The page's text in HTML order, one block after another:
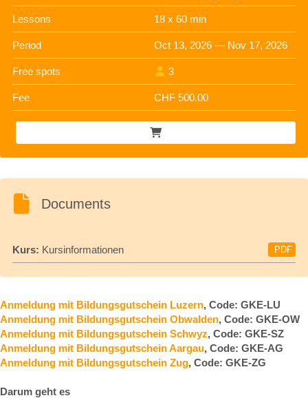
Lessons 18 x 60 min
Period Oct 13, 2026 — Nov 17, 2026
Free spots 3
Fee CHF 500.00
Documents
Kurs: Kursinformationen PDF
Anmeldung mit Bildungsgutschein Luzern, Code: GKE-LU
Anmeldung mit Bildungsgutschein Obwalden, Code: GKE-OW
Anmeldung mit Bildungsgutschein Schwyz, Code: GKE-SZ
Anmeldung mit Bildungsgutschein Aargau, Code: GKE-AG
Anmeldung mit Bildungsgutschein Zug, Code: GKE-ZG
Darum geht es